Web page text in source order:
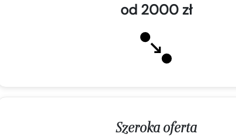
od 2000 zł
Szeroka oferta